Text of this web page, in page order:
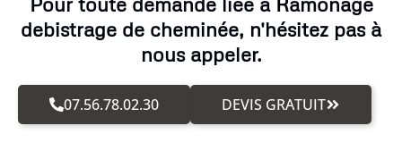
debistrage de cheminée, n'hésitez pas à
nous appeler.
07.56.78.02.30 DEVIS GRATUIT